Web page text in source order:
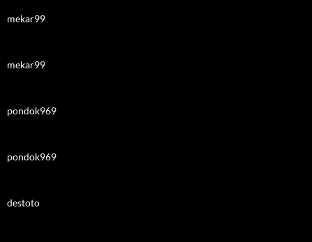
mekar99
mekar99
pondok969
pondok969
destoto